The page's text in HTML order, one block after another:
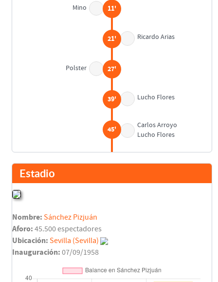
Mino 11'
Ricardo Arias
21'
Polster 27'
Lucho Flores
39'
Carlos Arroyo
Lucho Flores
45'
Estadio
Nombre: Sánchez Pizjuán
Aforo: 45.500 espectadores
Ubicación: Sevilla (Sevilla)
Inauguración: 07/09/1958